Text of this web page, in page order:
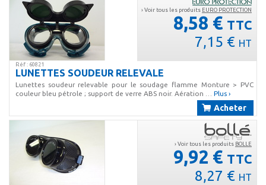
› Voir tous les produits EURO PROTECTION
8,58 € TTC
7,15 € HT
Réf : 60821
LUNETTES SOUDEUR RELEVALE
Lunettes soudeur relevable pour le soudage flamme Monture > PVC
couleur bleu pétrole ; support de verre ABS noir. Aération … Plus ›
Acheter
› Voir tous les produits BOLLE
9,92 € TTC
8,27 € HT